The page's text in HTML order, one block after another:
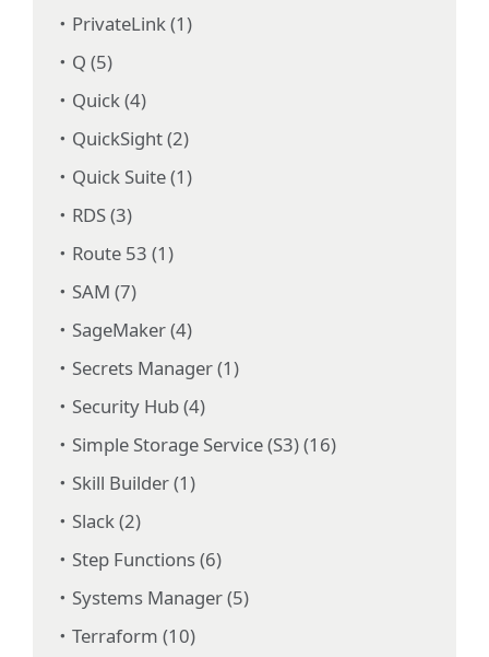
PrivateLink (1)
Q (5)
Quick (4)
QuickSight (2)
Quick Suite (1)
RDS (3)
Route 53 (1)
SAM (7)
SageMaker (4)
Secrets Manager (1)
Security Hub (4)
Simple Storage Service (S3) (16)
Skill Builder (1)
Slack (2)
Step Functions (6)
Systems Manager (5)
Terraform (10)